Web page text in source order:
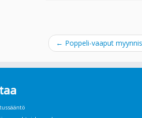
← Poppeli-vaaput